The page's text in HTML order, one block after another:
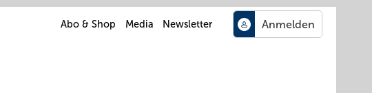
Abo & Shop Media Newsletter